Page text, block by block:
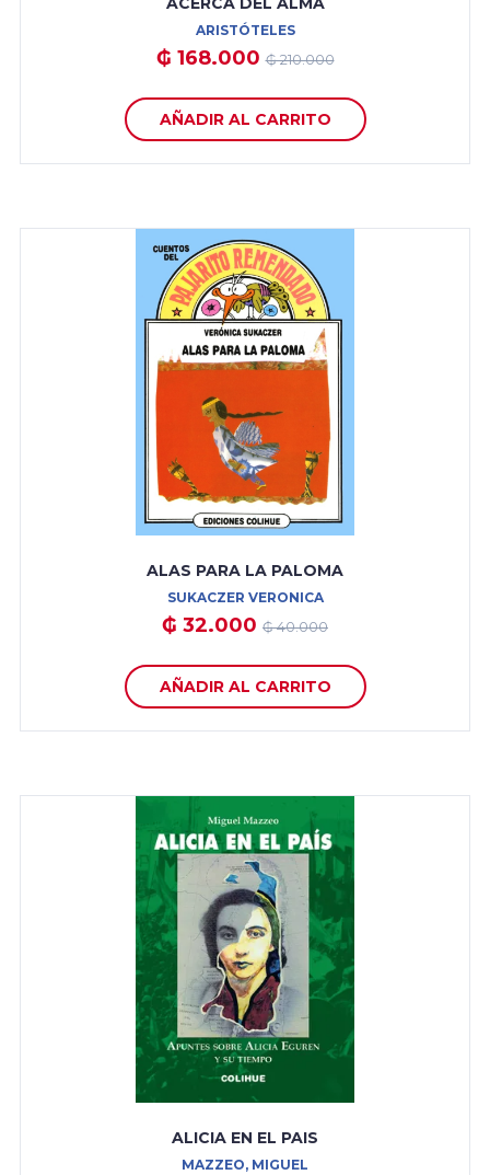
ARISTÓTELES
₲ 168.000₲ 210.000
AÑADIR AL CARRITO
ALAS PARA LA PALOMA
SUKACZER VERONICA
₲ 32.000 ₲ 40.000
AÑADIR AL CARRITO
ALICIA EN EL PAIS
MAZZEO, MIGUEL